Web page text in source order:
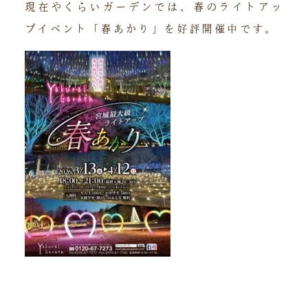
現在やくらいガーデンでは、春のライトアッ
プイベント「春あかり」を好評開催中です。